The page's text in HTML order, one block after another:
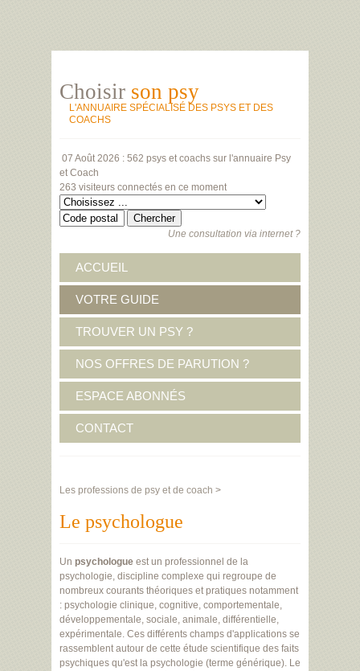
Choisir son psy
L'ANNUAIRE SPÉCIALISÉ DES PSYS ET DES
COACHS
07 Août 2026 : 562 psys et coachs sur l'annuaire Psy
et Coach
263 visiteurs connectés en ce moment
Une consultation via internet ?
ACCUEIL
VOTRE GUIDE
TROUVER UN PSY ?
NOS OFFRES DE PARUTION ?
ESPACE ABONNÉS
CONTACT
Les professions de psy et de coach >
Le psychologue
Un psychologue est un professionnel de la
psychologie, discipline complexe qui regroupe de
nombreux courants théoriques et pratiques notamment
: psychologie clinique, cognitive, comportementale,
développementale, sociale, animale, différentielle,
expérimentale. Ces différents champs d'applications se
rassemblent autour de cette étude scientifique des faits
psychiques qu'est la psychologie (terme générique). Le